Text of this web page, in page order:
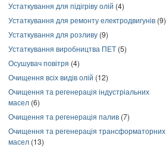
Устаткування для підігріву олій (4)
Устаткування для ремонту електродвигунів (9)
Устаткування для розливу (9)
Устаткування виробництва ПЕТ (5)
Осушувач повітря (4)
Очищення всіх видів олій (12)
Очищення та регенерація індустріальних
масел (6)
Очищення та регенерація палив (7)
Очищення та регенерація трансформаторних
масел (13)